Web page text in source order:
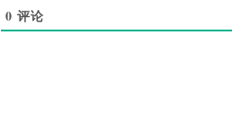
0 评论